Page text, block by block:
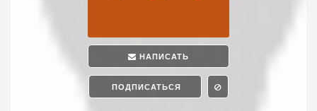
НАПИСАТЬ
ПОДПИСАТЬСЯ